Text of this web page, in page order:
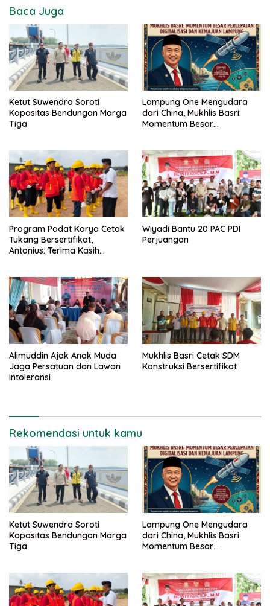
Baca Juga
Ketut Suwendra Soroti
Kapasitas Bendungan Marga
Tiga
Lampung One Mengudara
dari China, Mukhlis Basri:
Momentum Besar
Program Padat Karya Cetak
Tukang Bersertifikat,
Antonius: Terima Kasih
Wiyadi Bantu 20 PAC PDI
Perjuangan
Alimuddin Ajak Anak Muda
Jaga Persatuan dan Lawan
Intoleransi
Mukhlis Basri Cetak SDM
Konstruksi Bersertifikat
Rekomendasi untuk kamu
Ketut Suwendra Soroti
Kapasitas Bendungan Marga
Tiga
Lampung One Mengudara
dari China, Mukhlis Basri:
Momentum Besar